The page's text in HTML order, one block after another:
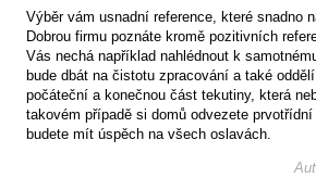
Výběr vám usnadní reference, které snadno
Dobrou firmu poznáte kromě pozitivních
Vás nechá například nahlédnout k
bude dbát na čistotu zpracování a také
počáteční a konečnou část tekutiny, která
takovém případě si domů odvezete
budete mít úspěch na všech oslavách.